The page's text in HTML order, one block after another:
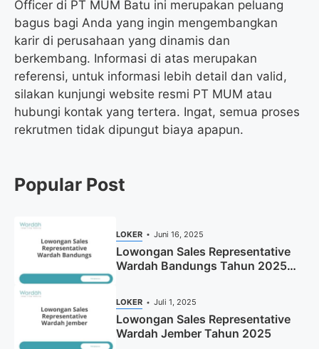
Officer di PT MUM Batu ini merupakan peluang
bagus bagi Anda yang ingin mengembangkan
karir di perusahaan yang dinamis dan
berkembang. Informasi di atas merupakan
referensi, untuk informasi lebih detail dan valid,
silakan kunjungi website resmi PT MUM atau
hubungi kontak yang tertera. Ingat, semua proses
rekrutmen tidak dipungut biaya apapun.
Popular Post
LOKER Juni 16, 2025
Lowongan Sales Representative
Wardah Bandungs Tahun 2025
LOKER Juli 1, 2025
Lowongan Sales Representative
Wardah Jember Tahun 2025